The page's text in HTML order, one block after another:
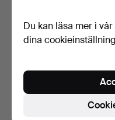
Du kan läsa mer i vår
dina